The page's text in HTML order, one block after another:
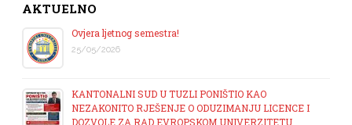
AKTUELNO
Ovjera ljetnog semestra!
25/05/2026
KANTONALNI SUD U TUZLI PONIŠTIO KAO
NEZAKONITO RJEŠENJE O ODUZIMANJU LICENCE I
DOZVOLE ZA RAD EVROPSKOM UNIVERZITETU